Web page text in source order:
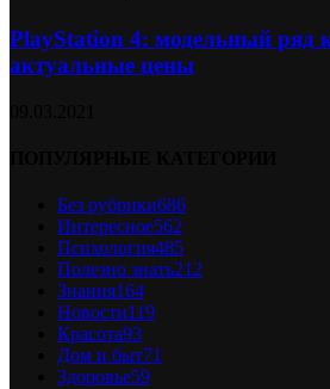
PlayStation 4: модельный ряд
актуальные цены
Без рубрики686
Интересное562
Психология485
Полезно знать212
Знания164
Новости119
Красота93
Дом и быт71
Здоровье59